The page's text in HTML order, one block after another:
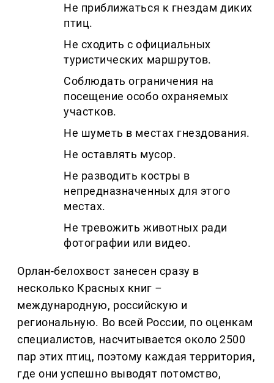
Не приближаться к гнездам диких
птиц.
Не сходить с официальных
туристических маршрутов.
Соблюдать ограничения на
посещение особо охраняемых
участков.
Не шуметь в местах гнездования.
Не оставлять мусор.
Не разводить костры в
непредназначенных для этого
местах.
Не тревожить животных ради
фотографии или видео.
Орлан-белохвост занесен сразу в
несколько Красных книг –
международную, российскую и
региональную. Во всей России, по оценкам
специалистов, насчитывается около 2500
пар этих птиц, поэтому каждая территория,
где они успешно выводят потомство,